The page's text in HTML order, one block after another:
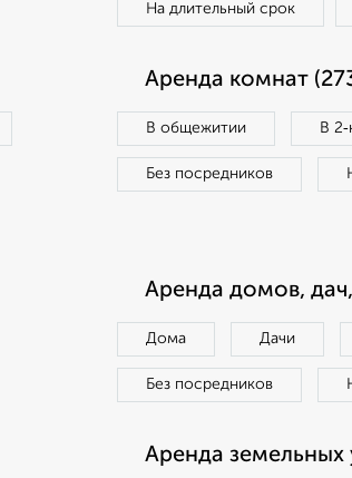
На длительный срок
Аренда комнат
В общежитии В
Без посредников
Аренда домов,
Дома Дачи
Без посредников
Аренда земельных